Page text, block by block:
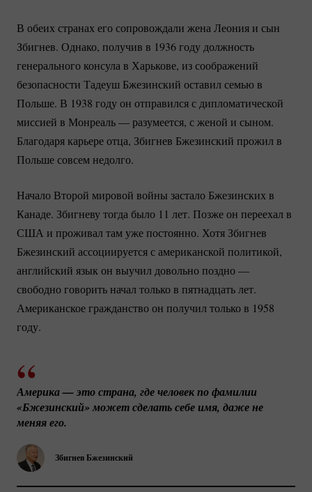
В обеих странах его сопровождали жена Леония и сын
Збигнев. Однако, получив в 1936 году должность
генерального консула в Харькове, из соображений
безопасности Тадеуш Бжезинский оставил семью в
Польше. В 1938 году он отправился с дипломатической
миссией в Монреаль — разумеется, с женой и сыном.
Благодаря карьере отца, Збигнев Бжезинский прожил в
Польше совсем недолго.
Начало Второй мировой войны застало Бжезинских в
Канаде. Збигневу тогда было 11 лет. Позже он переехал в
США и проживал там уже постоянно. Хотя Збигнев
Бжезинский ассоциируется с американской политикой,
английский язык он выучил довольно поздно —
свободно говорить начал только в пятнадцать лет.
Американское гражданство он получил только в 1958
году.
Збигнев Бжезинский
Америка — это страна, где человек по фамилии
«Бжезинский» может сделать себе имя, даже не
меняя его.